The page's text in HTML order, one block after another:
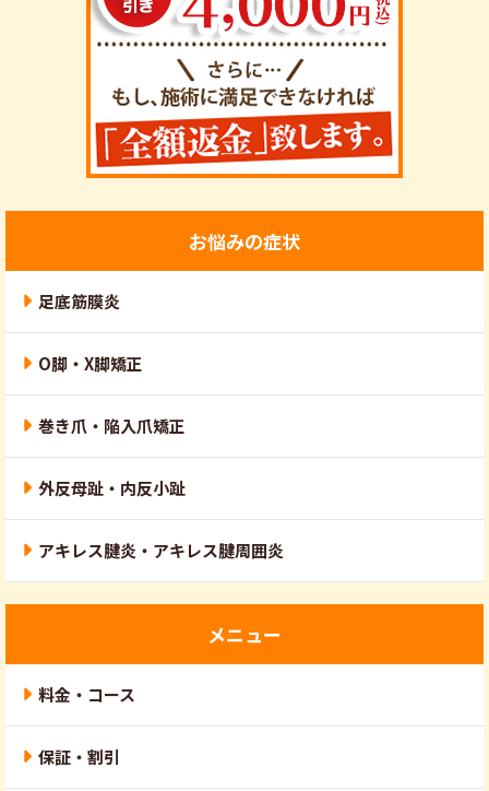
お悩みの症状
足底筋膜炎
O脚・X脚矯正
巻き爪・陥入爪矯正
外反母趾・内反小趾
アキレス腱炎・アキレス腱周囲炎
メニュー
料金・コース
保証・割引